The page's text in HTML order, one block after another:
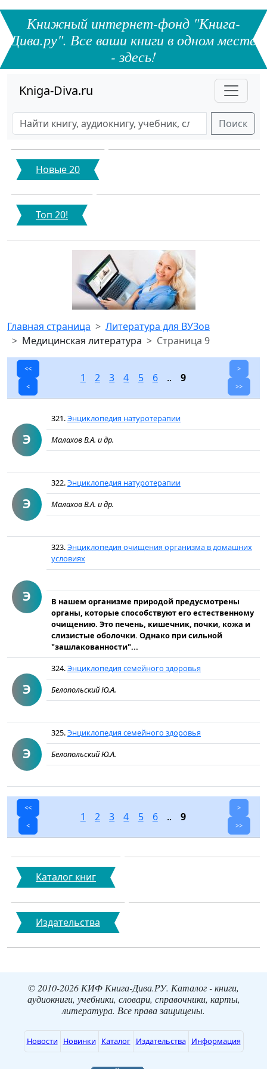
Книжный интернет-фонд "Книга-
Дива.ру". Все ваши книги в одном месте
- здесь!
Kniga-Diva.ru
Поиск
Новые 20
Топ 20!
Главная страница
Литература для ВУЗов
Медицинская литература
Страница 9
<<
<
1 2 3 4 5 6..9
>
>>
Э
321.Энциклопедия натуротерапии
Малахов В.А. и др.
Э
322.Энциклопедия натуротерапии
Малахов В.А. и др.
Э
323.Энциклопедия очищения организма в домашних
условиях
В нашем организме природой предусмотрены
органы, которые способствуют его естественному
очищению. Это печень, кишечник, почки, кожа и
слизистые оболочки. Однако при сильной
"зашлакованности"...
Э
324.Энциклопедия семейного здоровья
Белопольский Ю.А.
Э
325.Энциклопедия семейного здоровья
Белопольский Ю.А.
<<
<
1 2 3 4 5 6..9
>
>>
Каталог книг
Издательства
© 2010-2026 КИФ Книга-Дива.РУ. Каталог - книги,
аудиокниги, учебники, словари, справочники, карты,
литература. Все права защищены.
Новости Новинки Каталог Издательства Информация